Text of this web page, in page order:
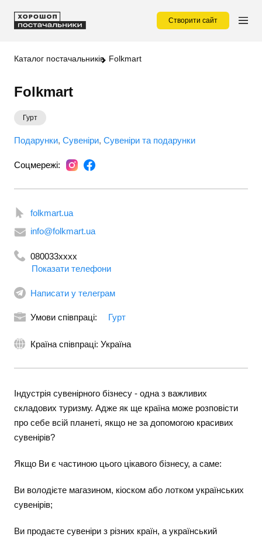
Створити сайт
Каталог постачальників Folkmart
Folkmart
Гурт
Подарунки Сувеніри Сувеніри та подарунки
Соцмережі:
folkmart.ua
info@folkmart.ua
080033xxxx
Показати телефони
Написати у телеграм
Умови співпраці: Гурт
Країна співпраці: Україна
Індустрія сувенірного бізнесу - одна з важливих
складових туризму. Адже як ще країна може розповісти
про себе всій планеті, якщо не за допомогою красивих
сувенірів?
Якщо Ви є частиною цього цікавого бізнесу, а саме:
Ви володієте магазином, кіоском або лотком українських
сувенірів;
Ви продаєте сувеніри з різних країн, а український